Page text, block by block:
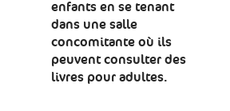
enfants en se tenant
dans une salle
concomitante où ils
peuvent consulter des
livres pour adultes.